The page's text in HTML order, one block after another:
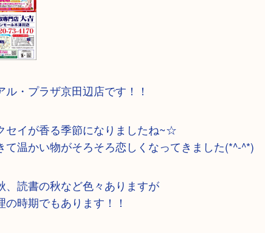
・プラザ京田辺店です！！
セイが香る季節になりましたね~☆
て温かい物がそろそろ恋しくなってきました(*^-^*)
、読書の秋など色々ありますが
時期でもあります！！